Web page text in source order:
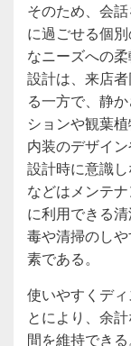
そのため、会
に過ごせる個
なニーズへの
設計は、来店
る一方で、静
ションや観葉
内装のデザイ
設計時に意識
などはメンテ
に利用できる
毒や清掃のし
素である。
使いやすくデ
とにより、余
間を維持でき